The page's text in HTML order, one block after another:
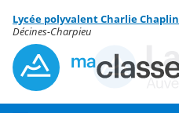
Menu de la rubrique
Contenu
Lycée polyvalent Charlie Chaplin
Décines-Charpieu